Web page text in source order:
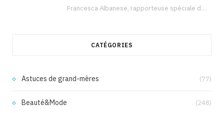
Francesca Albanese, rapporteuse spéciale de l’ONU sur les territoires palestiniens occupés, était à Tunis pour…
CATÉGORIES
Astuces de grand-mères (77)
Beauté&Mode (248)